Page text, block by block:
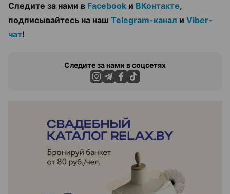
Следите за нами в Facebook и ВКонтакте,
подписывайтесь на наш Telegram-канал и Viber-
чат!
Следите за нами в соцсетях
ЭФФЕКТИВНАЯ РЕКЛАМА НА САЙТЕ